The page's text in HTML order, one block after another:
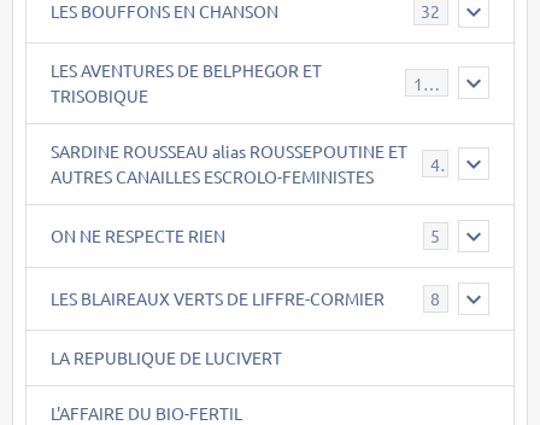
LES BOUFFONS EN CHANSON 32
LES AVENTURES DE BELPHEGOR ET
TRISOBIQUE
SARDINE ROUSSEAU alias ROUSSEPOUTINE ET
AUTRES CANAILLES ESCROLO-FEMINISTES
40
ON NE RESPECTE RIEN 5
LES BLAIREAUX VERTS DE LIFFRE-CORMIER 8
LA REPUBLIQUE DE LUCIVERT
L'AFFAIRE DU BIO-FERTIL